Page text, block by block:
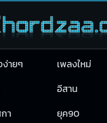
ายๆ เพลงใหม่
อีสาน
า ยุค90